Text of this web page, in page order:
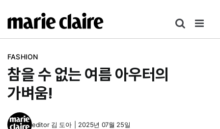
텐
너
기
FASHION
참을 수 없는 여름 아우터의
가벼움!
editor 김 도아 2025년 07월 25일